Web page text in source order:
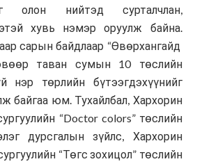
олон нийтэд сурталчлан,
хувь нэмэр оруулж байна.
сарын байдлаар “Өвөрхангайд
таван сумын 10 төслийн
нэр төрлийн бүтээгдэхүүнийг
байгаа юм. Тухайлбал, Хархорин
“Doctor colors” төслийн
дурсгалын зүйлс, Хархорин
“Төгс зохицол” төслийн